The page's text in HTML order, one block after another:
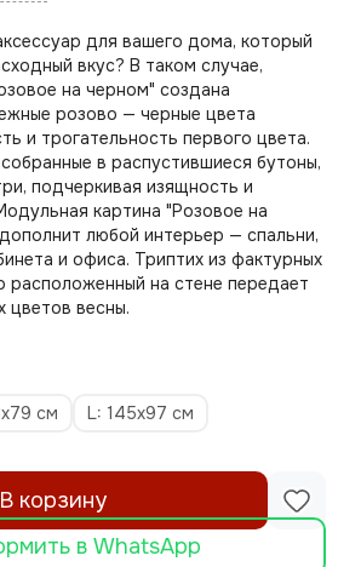
для вашего дома, который
вкус? В таком случае,
на черном" создана
розово — черные цвета
и трогательность первого цвета.
в распустившиеся бутоны,
подчеркивая изящность и
картина "Розовое на
любой интерьер — спальни,
и офиса. Триптих из фактурных
расположенный на стене передает
цветов весны.
см
L: 145х97 см
В корзину
в WhatsApp